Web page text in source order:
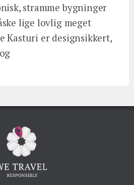
stramme bygninger
lige lovlig meget
Kasturi er designsikkert,